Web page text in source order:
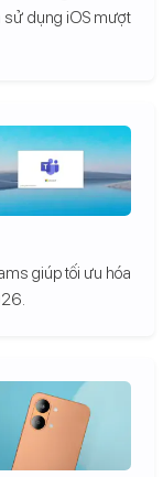
sử dụng iOS mượt
giúp tối ưu hóa